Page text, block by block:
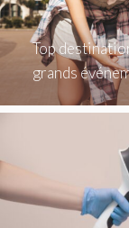
Top
grands